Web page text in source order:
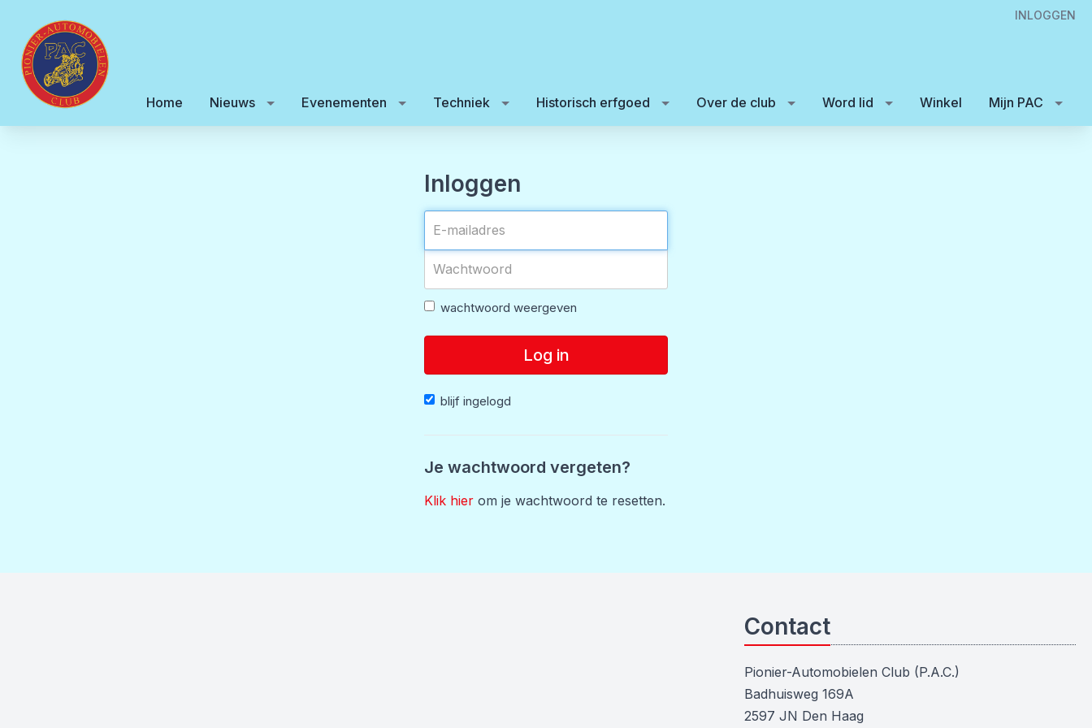
INLOGGEN
Home Nieuws Evenementen Techniek Historisch erfgoed Over de club Word lid Winkel Mijn PAC
Inloggen
wachtwoord weergeven
Log in
blijf ingelogd
Je wachtwoord vergeten?
Klik hier om je wachtwoord te resetten.
Contact
Pionier-Automobielen Club (P.A.C.)
Badhuisweg 169A
2597 JN Den Haag